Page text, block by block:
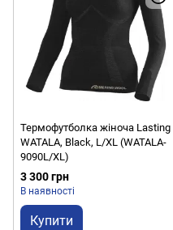
Термофутболка жіноча Lasting
WATALA, Black, L/XL (WATALA-
9090L/XL)
3 300 грн
В наявності
Купити